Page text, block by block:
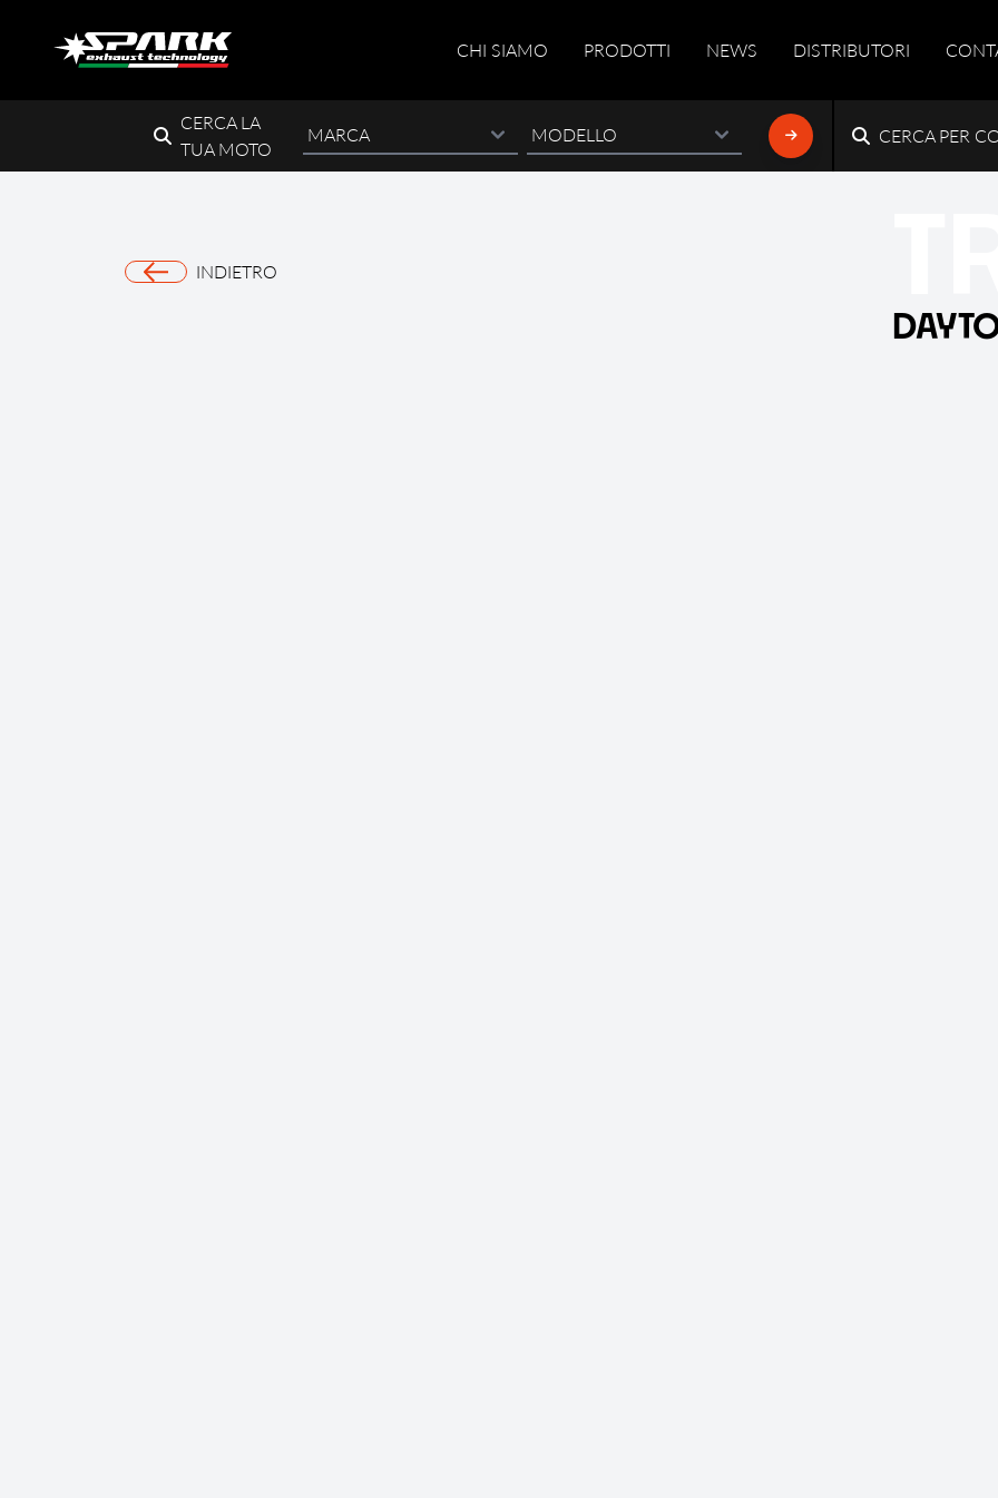
CHI SIAMO PRODOTTI NEWS DISTRIBUTORI
CERCA LA
TUA MOTO
CERCA PER
INDIETRO